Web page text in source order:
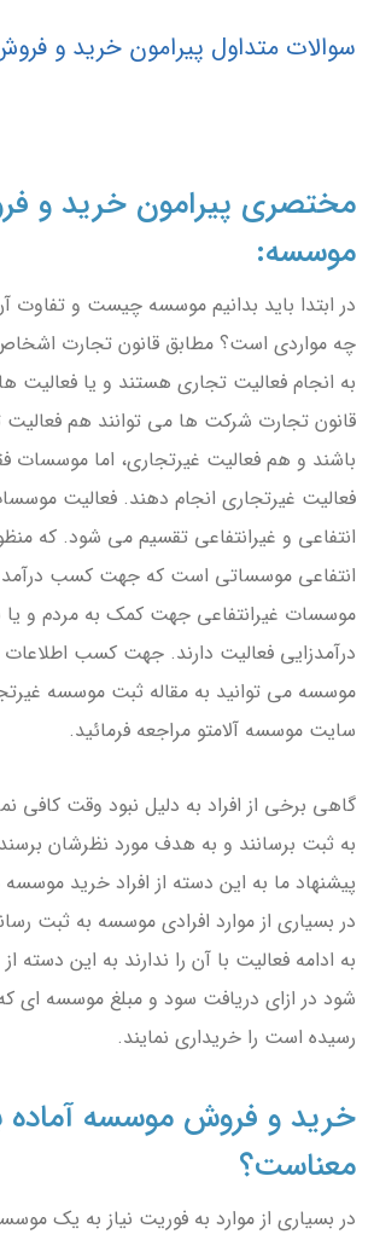
سوالات متداول پیرامون خرید و
مختصری پیرامون خرید و
موسسه:
در ابتدا باید بدانیم موسسه چیست و تفاوت
چه مواردی است؟ مطابق قانون تجارت
به انجام فعالیت تجاری هستند و یا فعالیت
قانون تجارت شرکت ها می توانند هم فعالیت
باشند و هم فعالیت غیرتجاری، اما موسسات
فعالیت غیرتجاری انجام دهند. فعالیت
انتفاعی و غیرانتفاعی تقسیم می شود. که
انتفاعی موسساتی است که جهت کسب درآمد
موسسات غیرانتفاعی جهت کمک به مردم و یا
درآمدزایی فعالیت دارند. جهت کسب اطلاعات
موسسه می توانید به مقاله ثبت موسسه
سایت موسسه آلامتو مراجعه فرمائید.
گاهی برخی از افراد به دلیل نبود وقت کافی
به ثبت برسانند و به هدف مورد نظرشان برسند
پیشنهاد ما به این دسته از افراد خرید
در بسیاری از موارد افرادی موسسه به ثبت
به ادامه فعالیت با آن را ندارند به این دسته
شود در ازای دریافت سود و مبلغ موسسه ای
رسیده است را خریداری نمایند.
خرید و فروش موسسه آماده
معناست؟
در بسیاری از موارد به فوریت نیاز به یک